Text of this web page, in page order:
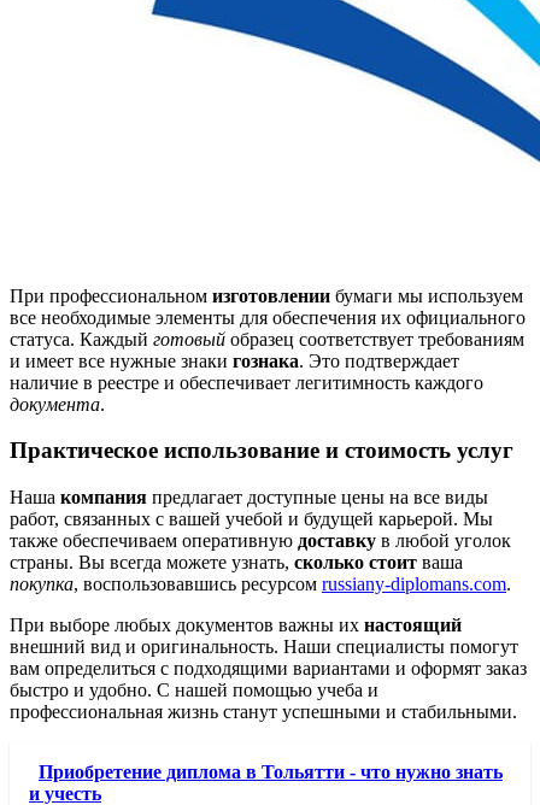
При профессиональном изготовлении бумаги мы используем
все необходимые элементы для обеспечения их официального
статуса. Каждый готовый образец соответствует требованиям
и имеет все нужные знаки гознака. Это подтверждает
наличие в реестре и обеспечивает легитимность каждого
документа.
Практическое использование и стоимость услуг
Наша компания предлагает доступные цены на все виды
работ, связанных с вашей учебой и будущей карьерой. Мы
также обеспечиваем оперативную доставку в любой уголок
страны. Вы всегда можете узнать, сколько стоит ваша
покупка, воспользовавшись ресурсом russiany-diplomans.com.
При выборе любых документов важны их настоящий
внешний вид и оригинальность. Наши специалисты помогут
вам определиться с подходящими вариантами и оформят заказ
быстро и удобно. С нашей помощью учеба и
профессиональная жизнь станут успешными и стабильными.
Приобретение диплома в Тольятти - что нужно знать
и учесть